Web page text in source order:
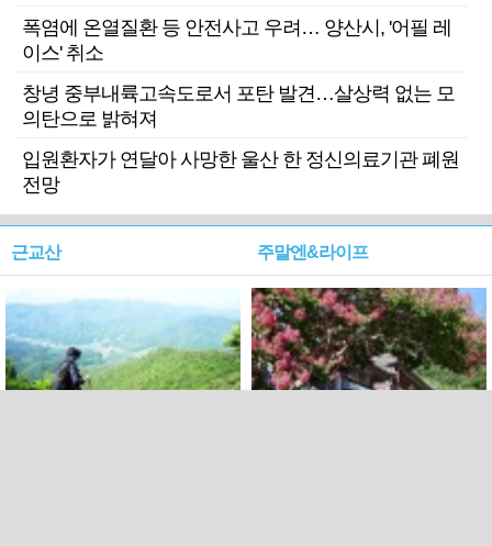
폭염에 온열질환 등 안전사고 우려… 양산시, '어필 레
이스' 취소
창녕 중부내륙고속도로서 포탄 발견…살상력 없는 모
의탄으로 밝혀져
입원환자가 연달아 사망한 울산 한 정신의료기관 폐원
전망
근교산 주말엔&라이프